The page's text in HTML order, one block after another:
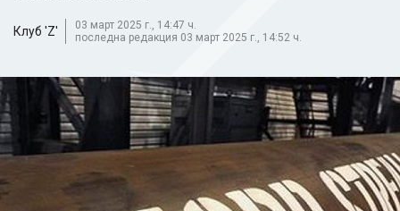
Клуб 'Z'
03 март 2025 г., 14:47 ч.
последна редакция 03 март 2025 г., 14:52 ч.